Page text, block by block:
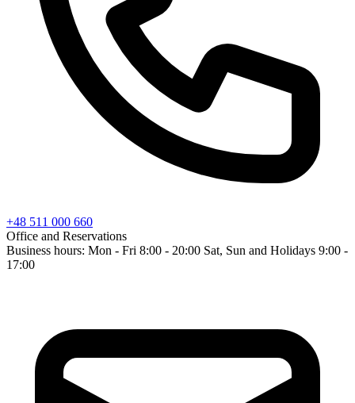
+48 511 000 660
Office and Reservations
Business hours: Mon - Fri 8:00 - 20:00 Sat, Sun and Holidays 9:00 -
17:00